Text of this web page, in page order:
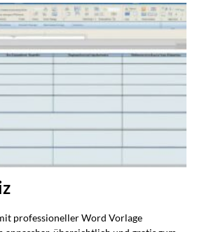
professioneller Word Vorlage